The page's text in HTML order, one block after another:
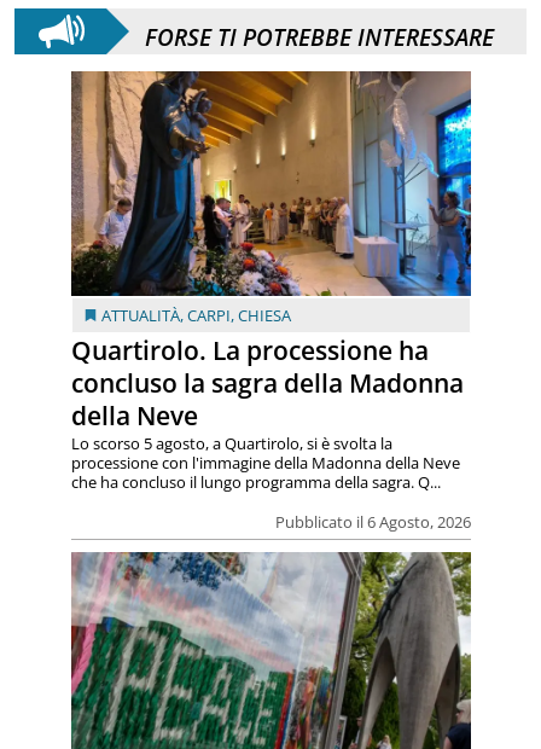
FORSE TI POTREBBE INTERESSARE
ATTUALITÀ,CARPI,CHIESA
Quartirolo. La processione ha
concluso la sagra della Madonna
della Neve
Pubblicato il 6 Agosto, 2026
Lo scorso 5 agosto, a Quartirolo, si è svolta la
processione con l'immagine della Madonna della Neve
che ha concluso il lungo programma della sagra. Q...